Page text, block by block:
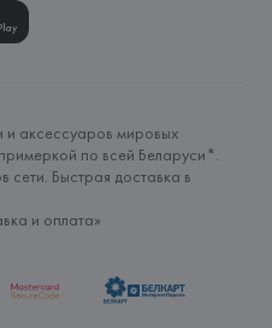
аксессуаров мировых
по всей Беларуси*.
Быстрая доставка в
и оплата»